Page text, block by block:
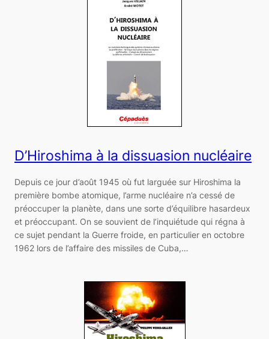
D’Hiroshima à la dissuasion nucléaire
Depuis ce jour d’août 1945 où fut larguée sur Hiroshima la
première bombe atomique, l’arme nucléaire n’a cessé de
préoccuper la planète, dans une sorte d’équilibre hasardeux
et préoccupant. On se souvient de l’inquiétude qui régna à
ce sujet pendant la Guerre froide, en particulier en octobre
1962 lors de l’affaire des missiles de Cuba,…